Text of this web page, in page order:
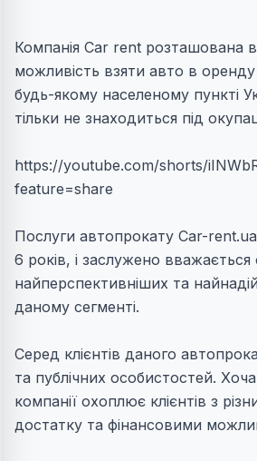
Компанія Car rent розташована
можливість взяти авто в
будь-якому населеному пункті
тільки не знаходиться під
https://youtube.com/shorts/
feature=share
Послуги автопрокату Car-
6 років, і заслужено вважається
найперспективніших та
даному сегменті.
Серед клієнтів даного
та публічних особистостей.
компанії охоплює клієнтів з
достатку та фінансовими